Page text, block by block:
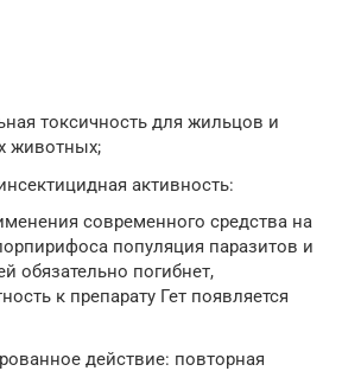
токсичность для жильцов и
животных;
активность:
современного средства на
популяция паразитов и
обязательно погибнет,
к препарату Гет появляется
действие: повторная